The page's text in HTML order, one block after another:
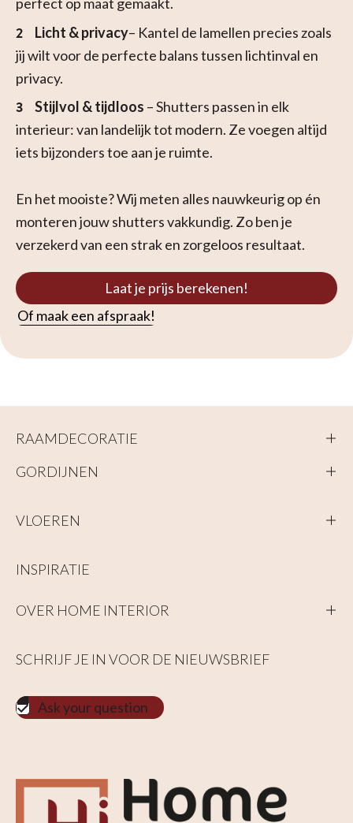
Licht & privacy– Kantel de lamellen precies zoals
jij wilt voor de perfecte balans tussen lichtinval en
privacy.
Stijlvol & tijdloos – Shutters passen in elk
interieur: van landelijk tot modern. Ze voegen altijd
iets bijzonders toe aan je ruimte.
En het mooiste? Wij meten alles nauwkeurig op én
monteren jouw shutters vakkundig. Zo ben je
verzekerd van een strak en zorgeloos resultaat.
Laat je prijs berekenen!
Of maak een afspraak!
RAAMDECORATIE
GORDIJNEN
VLOEREN
INSPIRATIE
OVER HOME INTERIOR
SCHRIJF JE IN VOOR DE NIEUWSBRIEF
Ask your question